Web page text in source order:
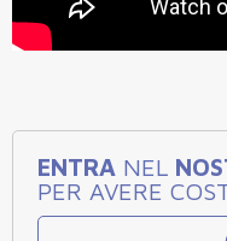
ENTRA NEL
PER AVERE